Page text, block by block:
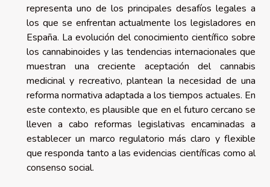
representa uno de los principales desafíos legales a
los que se enfrentan actualmente los legisladores en
España. La evolución del conocimiento científico sobre
los cannabinoides y las tendencias internacionales que
muestran una creciente aceptación del cannabis
medicinal y recreativo, plantean la necesidad de una
reforma normativa adaptada a los tiempos actuales. En
este contexto, es plausible que en el futuro cercano se
lleven a cabo reformas legislativas encaminadas a
establecer un marco regulatorio más claro y flexible
que responda tanto a las evidencias científicas como al
consenso social.